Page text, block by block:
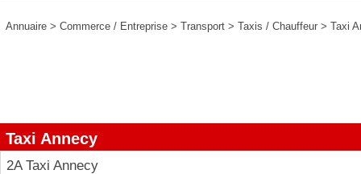
Annuaire > Commerce / Entreprise > Transport > Taxis / Chauffeur > Taxi
Taxi Annecy
2A Taxi Annecy